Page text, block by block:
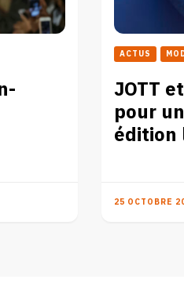
ACTUS
JOTT
pour
édition
25 OCTOBRE